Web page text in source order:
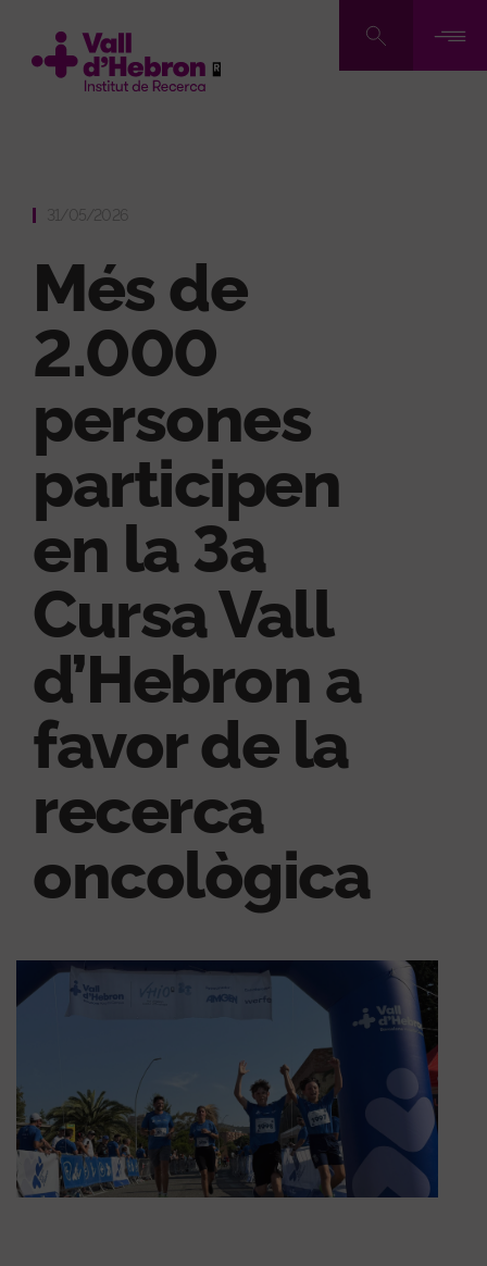
contingut
31/05/2026
Més de
2.000
persones
participen
en la 3a
Cursa Vall
d’Hebron a
favor de la
recerca
oncològica